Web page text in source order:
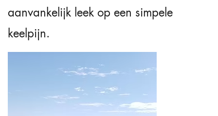
aanvankelijk leek op een simpele
keelpijn.